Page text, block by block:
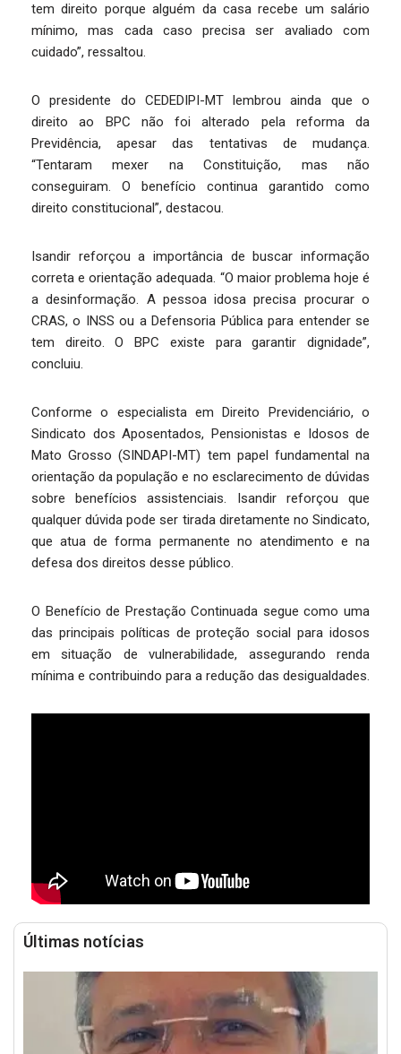
tem direito porque alguém da casa recebe um salário
mínimo, mas cada caso precisa ser avaliado com
cuidado”, ressaltou.
O presidente do CEDEDIPI-MT lembrou ainda que o
direito ao BPC não foi alterado pela reforma da
Previdência, apesar das tentativas de mudança.
“Tentaram mexer na Constituição, mas não
conseguiram. O benefício continua garantido como
direito constitucional”, destacou.
Isandir reforçou a importância de buscar informação
correta e orientação adequada. “O maior problema hoje é
a desinformação. A pessoa idosa precisa procurar o
CRAS, o INSS ou a Defensoria Pública para entender se
tem direito. O BPC existe para garantir dignidade”,
concluiu.
Conforme o especialista em Direito Previdenciário, o
Sindicato dos Aposentados, Pensionistas e Idosos de
Mato Grosso (SINDAPI-MT) tem papel fundamental na
orientação da população e no esclarecimento de dúvidas
sobre benefícios assistenciais. Isandir reforçou que
qualquer dúvida pode ser tirada diretamente no Sindicato,
que atua de forma permanente no atendimento e na
defesa dos direitos desse público.
O Benefício de Prestação Continuada segue como uma
das principais políticas de proteção social para idosos
em situação de vulnerabilidade, assegurando renda
mínima e contribuindo para a redução das desigualdades.
Últimas notícias